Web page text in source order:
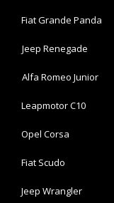
Fiat Grande Panda
Jeep Renegade
Alfa Romeo Junior
Leapmotor C10
Opel Corsa
Fiat Scudo
Jeep Wrangler